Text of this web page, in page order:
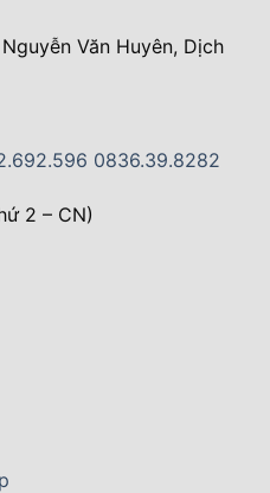
Văn Huyên, Dịch
0836.39.8282
2 – CN)